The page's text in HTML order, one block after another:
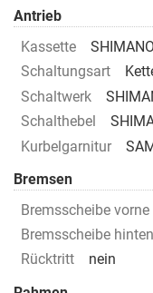
Antrieb
Kassette
Schaltungsart
Schaltwerk
Schalthebel
Kurbelgarnitur
Bremsen
Bremsscheibe vorne
Bremsscheibe hinten
Rücktritt
nein